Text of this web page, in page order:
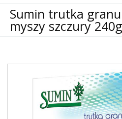
Sumin trutka
myszy szczury 240g